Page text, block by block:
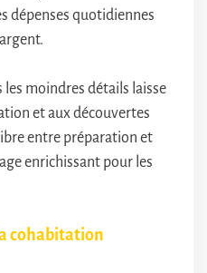
dépenses quotidiennes
moindres détails laisse
et aux découvertes
entre préparation et
enrichissant pour les
cohabitation